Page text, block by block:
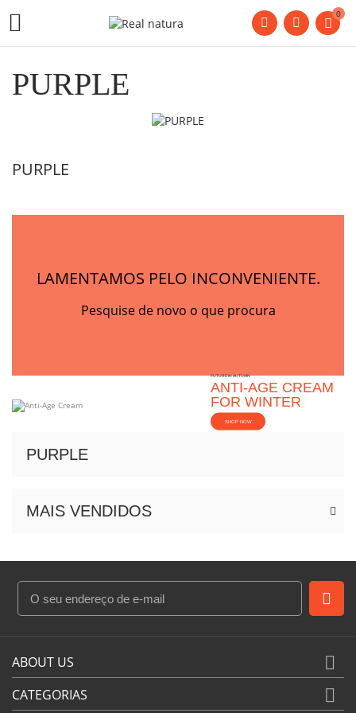
 0
PURPLE
PURPLE
MAIS VENDIDOS
PURPLE
LAMENTAMOS PELO INCONVENIENTE.
Pesquise de novo o que procura
FUTURE IN AUTUMN
ANTI-AGE CREAM
FOR WINTER
SHOP NOW
ABOUT US 
CATEGORIAS 